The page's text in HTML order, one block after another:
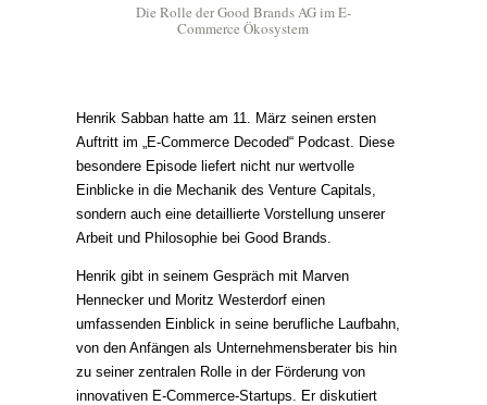
Die Rolle der Good Brands AG im E-
Commerce Ökosystem
Henrik Sabban hatte am 11. März seinen ersten
Auftritt im „E-Commerce Decoded“ Podcast. Diese
besondere Episode liefert nicht nur wertvolle
Einblicke in die Mechanik des Venture Capitals,
sondern auch eine detaillierte Vorstellung unserer
Arbeit und Philosophie bei Good Brands.
Henrik gibt in seinem Gespräch mit Marven
Hennecker und Moritz Westerdorf einen
umfassenden Einblick in seine berufliche Laufbahn,
von den Anfängen als Unternehmensberater bis hin
zu seiner zentralen Rolle in der Förderung von
innovativen E-Commerce-Startups. Er diskutiert